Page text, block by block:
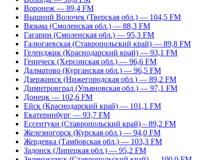
Воронеж — 89,4 FM
Вышний Волочек (Тверская обл.) — 104,5 FM
Вязьма (Смоленская обл.) — 88,3 FM
Гагарин (Смоленская обл.) — 95,3 FM
Галюгаевская (Ставропольский край) — 89,8 FM
Геленджик (Краснодарский край) — 93,1 FM
Геническ (Херсонская обл.) — 96,6 FM
Далматово (Курганская обл.) — 96,5 FM
Дзержинск (Нижегородская обл.) — 89,2 FM
Димитровград (Ульяновская обл.) — 97,1 FM
Донецк — 102,6 FM
Ейск (Краснодарский край) — 101,1 FM
Екатеринбург — 93,7 FM
Ессентуки (Ставропольский край) – 89,2 FM
Железногорск (Курская обл.) — 94,0 FM
Жердевка (Тамбовская обл.) — 103,3 FM
Задонск (Липецкая обл.) — 95,2 FM